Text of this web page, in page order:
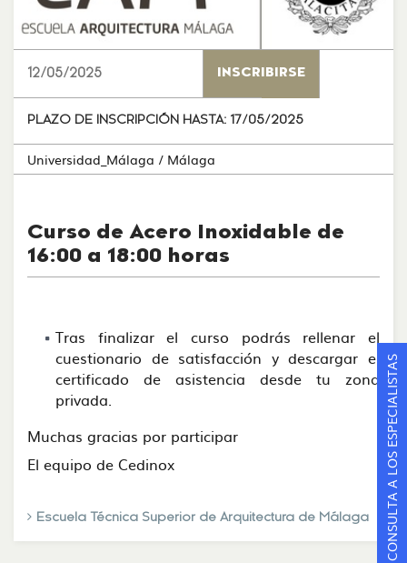
12/05/2025 INSCRIBIRSE
PLAZO DE INSCRIPCIÓN HASTA: 17/05/2025
Universidad_Málaga / Málaga
Curso de Acero Inoxidable de
16:00 a 18:00 horas
Tras finalizar el curso podrás rellenar el
cuestionario de satisfacción y descargar el
certificado de asistencia desde tu zona
privada.
Muchas gracias por participar
El equipo de Cedinox
Escuela Técnica Superior de Arquitectura de Málaga CONSULTA A LOS ESPECIALISTAS